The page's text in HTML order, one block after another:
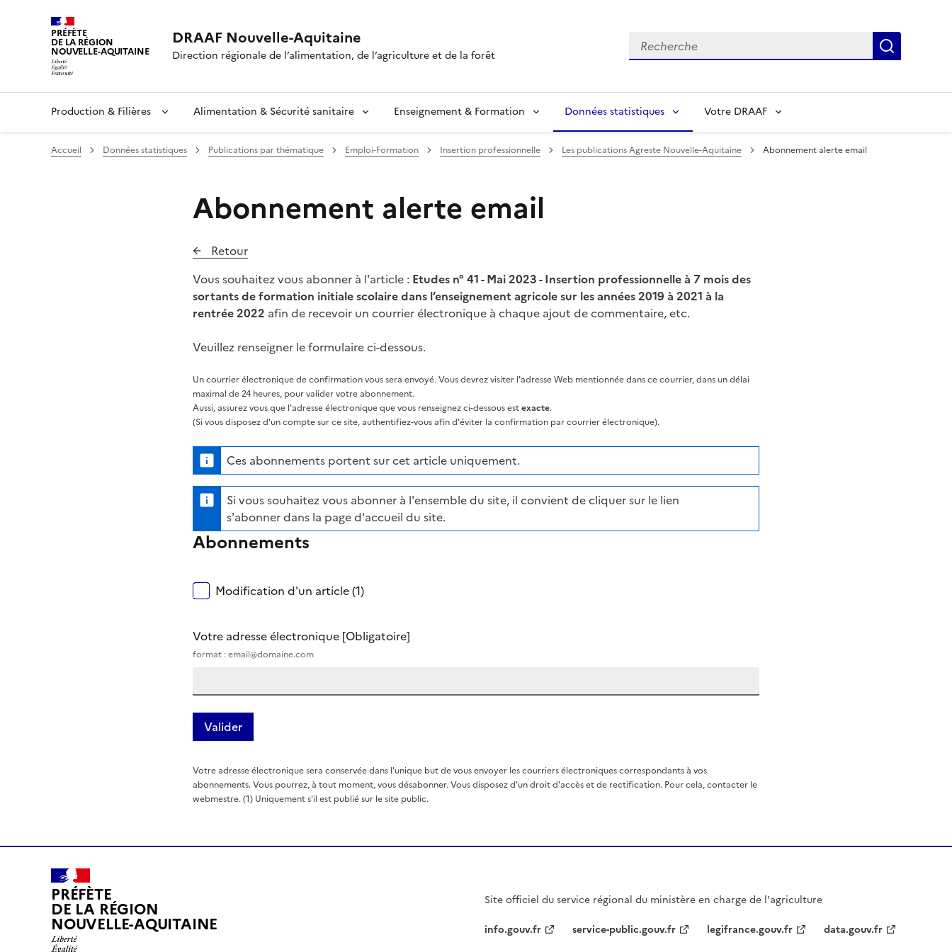
PRÉFÈTE
DE LA RÉGION
NOUVELLE-AQUITAINE
DRAAF Nouvelle-Aquitaine
Direction régionale de l’alimentation, de l’agriculture et de la forêt
Recherche
Production & Filières Alimentation & Sécurité sanitaire Enseignement & Formation Données statistiques Votre DRAAF
Accueil Données statistiques Publications par thématique Emploi-Formation Insertion professionnelle Les publications Agreste Nouvelle-Aquitaine Abonnement alerte email
Abonnement alerte email
Retour
Vous souhaitez vous abonner à l'article : Etudes n° 41 - Mai 2023 - Insertion professionnelle à 7 mois des
sortants de formation initiale scolaire dans l’enseignement agricole sur les années 2019 à 2021 à la
rentrée 2022 afin de recevoir un courrier électronique à chaque ajout de commentaire, etc.
Veuillez renseigner le formulaire ci-dessous.
Un courrier électronique de confirmation vous sera envoyé. Vous devrez visiter l'adresse Web mentionnée dans ce courrier, dans un délai
maximal de 24 heures, pour valider votre abonnement.
Aussi, assurez vous que l'adresse électronique que vous renseignez ci-dessous estexacte.
(Si vous disposez d'un compte sur ce site, authentifiez-vous afin d'éviter la confirmation par courrier électronique).
Ces abonnements portent sur cet article uniquement.
Si vous souhaitez vous abonner à l'ensemble du site, il convient de cliquer sur le lien
s'abonner dans la page d'accueil du site.
Abonnements
Modification d'un article (1)
Votre adresse électronique [Obligatoire]
format : email@domaine.com
Votre adresse électronique sera conservée dans l'unique but de vous envoyer les courriers électroniques correspondants à vos
abonnements. Vous pourrez, à tout moment, vous désabonner. Vous disposez d'un droit d'accès et de rectification. Pour cela, contacter le
webmestre. (1) Uniquement s'il est publié sur le site public.
PRÉFÈTE
DE LA RÉGION
NOUVELLE-AQUITAINE
Site officiel du service régional du ministère en charge de l'agriculture
info.gouv.fr
service-public.gouv.fr legifrance.gouv.fr data.gouv.fr